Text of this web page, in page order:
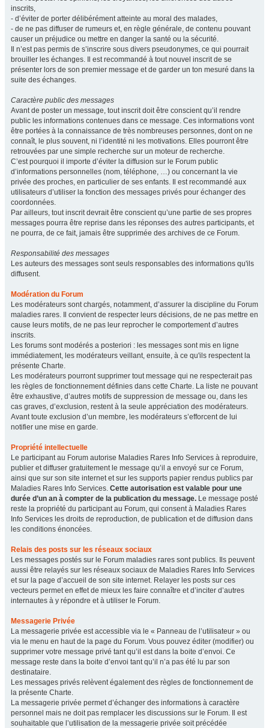
inscrits,
- d’éviter de porter délibérément atteinte au moral des malades,
- de ne pas diffuser de rumeurs et, en règle générale, de contenu pouvant
causer un préjudice ou mettre en danger la santé ou la sécurité.
Il n’est pas permis de s’inscrire sous divers pseudonymes, ce qui pourrait
brouiller les échanges. Il est recommandé à tout nouvel inscrit de se
présenter lors de son premier message et de garder un ton mesuré dans la
suite des échanges.
Caractère public des messages
Avant de poster un message, tout inscrit doit être conscient qu’il rendre
public les informations contenues dans ce message. Ces informations vont
être portées à la connaissance de très nombreuses personnes, dont on ne
connaît, le plus souvent, ni l’identité ni les motivations. Elles pourront être
retrouvées par une simple recherche sur un moteur de recherche.
C’est pourquoi il importe d’éviter la diffusion sur le Forum public
d’informations personnelles (nom, téléphone, …) ou concernant la vie
privée des proches, en particulier de ses enfants. Il est recommandé aux
utilisateurs d’utiliser la fonction des messages privés pour échanger des
coordonnées.
Par ailleurs, tout inscrit devrait être conscient qu’une partie de ses propres
messages pourra être reprise dans les réponses des autres participants, et
ne pourra, de ce fait, jamais être supprimée des archives de ce Forum.
Responsabilité des messages
Les auteurs des messages sont seuls responsables des informations qu'ils
diffusent.
Modération du Forum
Les modérateurs sont chargés, notamment, d’assurer la discipline du Forum
maladies rares. Il convient de respecter leurs décisions, de ne pas mettre en
cause leurs motifs, de ne pas leur reprocher le comportement d’autres
inscrits.
Les forums sont modérés a posteriori : les messages sont mis en ligne
immédiatement, les modérateurs veillant, ensuite, à ce qu'ils respectent la
présente Charte.
Les modérateurs pourront supprimer tout message qui ne respecterait pas
les règles de fonctionnement définies dans cette Charte. La liste ne pouvant
être exhaustive, d’autres motifs de suppression de message ou, dans les
cas graves, d’exclusion, restent à la seule appréciation des modérateurs.
Avant toute exclusion d’un membre, les modérateurs s’efforcent de lui
notifier une mise en garde.
Propriété intellectuelle
Le participant au Forum autorise Maladies Rares Info Services à reproduire,
publier et diffuser gratuitement le message qu’il a envoyé sur ce Forum,
ainsi que sur son site internet et sur les supports papier rendus publics par
Maladies Rares Info Services. Cette autorisation est valable pour une
durée d’un an à compter de la publication du message. Le message posté
reste la propriété du participant au Forum, qui consent à Maladies Rares
Info Services les droits de reproduction, de publication et de diffusion dans
les conditions énoncées.
Relais des posts sur les réseaux sociaux
Les messages postés sur le Forum maladies rares sont publics. Ils peuvent
aussi être relayés sur les réseaux sociaux de Maladies Rares Info Services
et sur la page d’accueil de son site internet. Relayer les posts sur ces
vecteurs permet en effet de mieux les faire connaître et d’inciter d’autres
internautes à y répondre et à utiliser le Forum.
Messagerie Privée
La messagerie privée est accessible via le « Panneau de l’utilisateur » ou
via le menu en haut de la page du Forum. Vous pouvez éditer (modifier) ou
supprimer votre message privé tant qu’il est dans la boite d’envoi. Ce
message reste dans la boite d’envoi tant qu’il n’a pas été lu par son
destinataire.
Les messages privés relèvent également des règles de fonctionnement de
la présente Charte.
La messagerie privée permet d’échanger des informations à caractère
personnel mais ne doit pas remplacer les discussions sur le Forum. Il est
souhaitable que l’utilisation de la messagerie privée soit précédée